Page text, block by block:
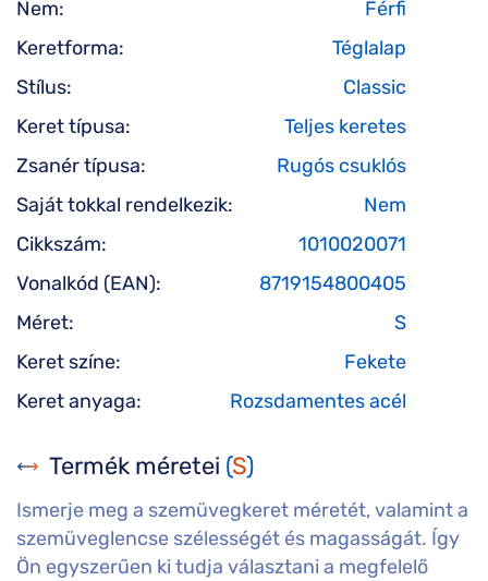
Nem:
Férfi
Keretforma:
Téglalap
Stílus:
Classic
Keret típusa:
Teljes keretes
Zsanér típusa:
Rugós csuklós
Saját tokkal rendelkezik:
Nem
Cikkszám:
1010020071
Vonalkód (EAN):
8719154800405
Méret:
S
Keret színe:
Fekete
Keret anyaga:
Rozsdamentes acél
Termék méretei (S)
Ismerje meg a szemüvegkeret méretét, valamint a
szemüveglencse szélességét és magasságát. Így
Ön egyszerűen ki tudja választani a megfelelő